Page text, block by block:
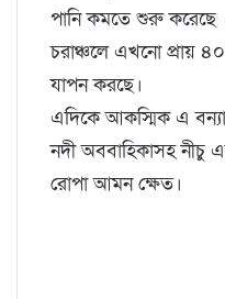
পানি কমতে শুরু করেছে
চরাঞ্চলে এখনো প্রায়
যাপন করছে।
এদিকে আকস্মিক এ
নদী অববাহিকাসহ নীচু
রোপা আমন ক্ষেত।